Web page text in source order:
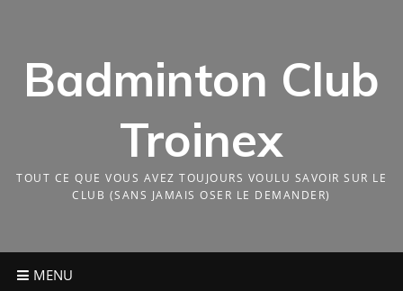
Badminton Club
Troinex
TOUT CE QUE VOUS AVEZ TOUJOURS VOULU SAVOIR SUR LE
CLUB (SANS JAMAIS OSER LE DEMANDER)
MENU